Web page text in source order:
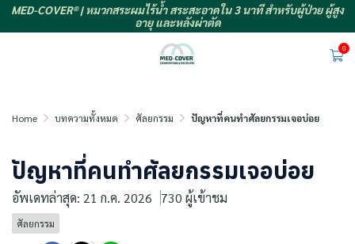
MED-COVER® | หมวกสระผมไร้น้ำ สระสะอาดใน 3 นาที สำหรับผู้ป่วย ผู้สูง
อายุ และหลังผ่าตัด
0
Home บทความทั้งหมด ศัลยกรรม ปัญหาที่คนทำศัลยกรรมเจอบ่อย
ปัญหาที่คนทำศัลยกรรมเจอบ่อย
อัพเดทล่าสุด: 21 ก.ค. 2026 730 ผู้เข้าชม
ศัลยกรรม